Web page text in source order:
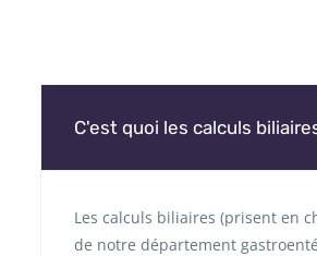
C'est quoi les calculs
Les calculs biliaires (prisent en
de notre département